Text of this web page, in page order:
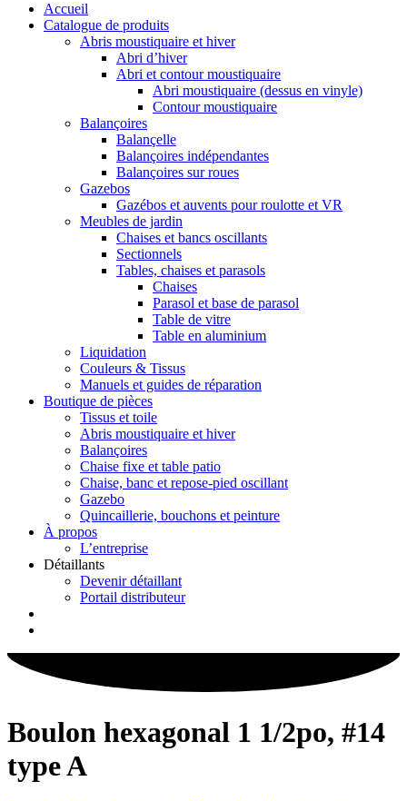
Accueil
Catalogue de produits
Abris moustiquaire et hiver
Abri d’hiver
Abri et contour moustiquaire
Abri moustiquaire (dessus en vinyle)
Contour moustiquaire
Balançoires
Balançelle
Balançoires indépendantes
Balançoires sur roues
Gazebos
Gazébos et auvents pour roulotte et VR
Meubles de jardin
Chaises et bancs oscillants
Sectionnels
Tables, chaises et parasols
Chaises
Parasol et base de parasol
Table de vitre
Table en aluminium
Liquidation
Couleurs & Tissus
Manuels et guides de réparation
Boutique de pièces
Tissus et toile
Abris moustiquaire et hiver
Balançoires
Chaise fixe et table patio
Chaise, banc et repose-pied oscillant
Gazebo
Quincaillerie, bouchons et peinture
À propos
L’entreprise
Détaillants
Devenir détaillant
Portail distributeur
Boulon hexagonal 1 1/2po, #14
type A